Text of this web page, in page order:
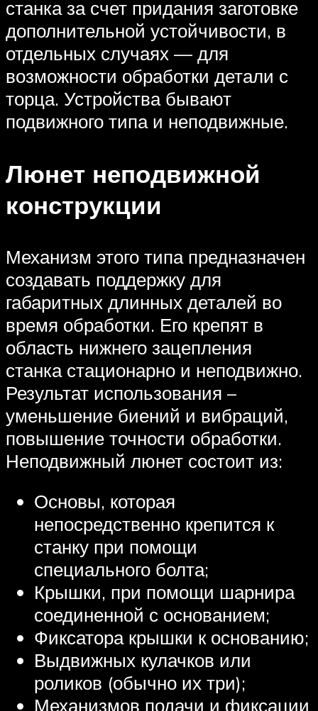
станка за счет придания заготовке
дополнительной устойчивости, в
отдельных случаях — для
возможности обработки детали с
торца. Устройства бывают
подвижного типа и неподвижные.
Люнет неподвижной
конструкции
Механизм этого типа предназначен
создавать поддержку для
габаритных длинных деталей во
время обработки. Его крепят в
область нижнего зацепления
станка стационарно и неподвижно.
Результат использования –
уменьшение биений и вибраций,
повышение точности обработки.
Неподвижный люнет состоит из:
Основы, которая
непосредственно крепится к
станку при помощи
специального болта;
Крышки, при помощи шарнира
соединенной с основанием;
Фиксатора крышки к основанию;
Выдвижных кулачков или
роликов (обычно их три);
Механизмов подачи и фиксации